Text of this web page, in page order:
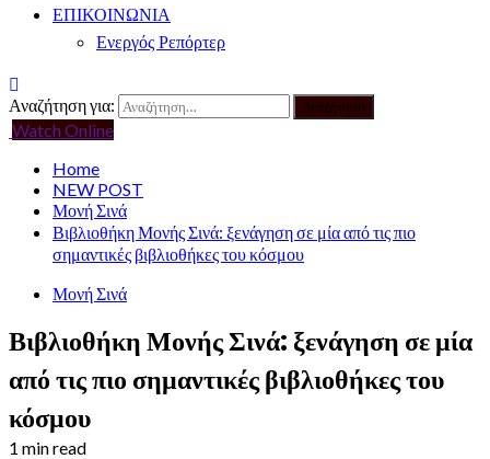
ΕΠΙΚΟΙΝΩΝΙΑ
Ενεργός Ρεπόρτερ
Αναζήτηση για:
Watch Online
Home
NEW POST
Μονή Σινά
Βιβλιοθήκη Μονής Σινά: ξενάγηση σε μία από τις πιο
σημαντικές βιβλιοθήκες του κόσμου
Μονή Σινά
Βιβλιοθήκη Μονής Σινά: ξενάγηση σε μία
από τις πιο σημαντικές βιβλιοθήκες του
κόσμου
1 min read